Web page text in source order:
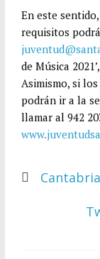
En este
requisitos
de Música
Asimismo, si
podrán ir a la
llamar al 942
Cantabria